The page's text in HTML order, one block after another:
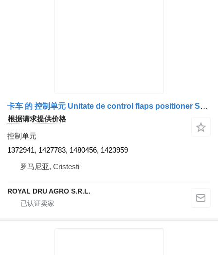
卡车 的 控制单元 Unitate de control flaps positioner Scania 1372941
根据请求提供价格
控制单元
1372941, 1427783, 1480456, 1423959
罗马尼亚, Cristesti
ROYAL DRU AGRO S.R.L.